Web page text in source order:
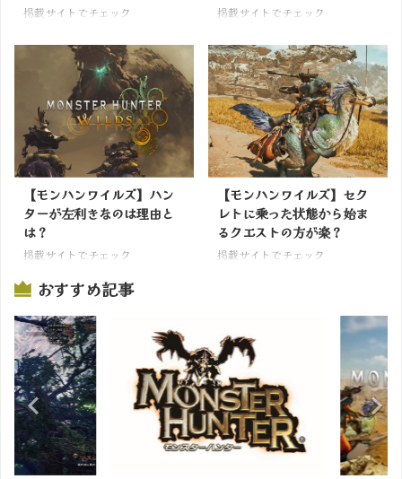
掲載サイトでチェック 掲載サイトでチェック
【モンハンワイルズ】ハン
ターが左利きなのは理由と
は？
掲載サイトでチェック
【モンハンワイルズ】セク
レトに乗った状態から始ま
るクエストの方が楽？
掲載サイトでチェック
おすすめ記事